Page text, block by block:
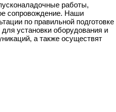
работы,
сопровождение. Наши
по правильной подготовке
установки оборудования и
а также осуществят